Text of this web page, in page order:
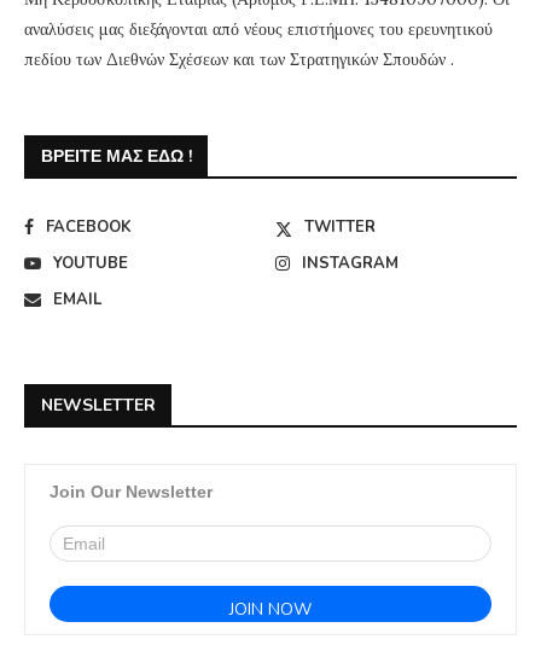
αναλύσεις μας διεξάγονται από νέους επιστήμονες του ερευνητικού
πεδίου των Διεθνών Σχέσεων και των Στρατηγικών Σπουδών .
ΒΡΕΊΤΕ ΜΑΣ ΕΔΏ !
FACEBOOK
TWITTER
YOUTUBE
INSTAGRAM
EMAIL
NEWSLETTER
Join Our Newsletter